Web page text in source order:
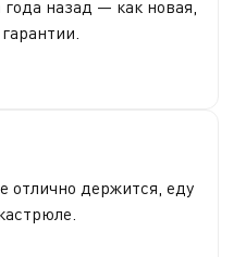
назад — как новая,
отлично держится, еду